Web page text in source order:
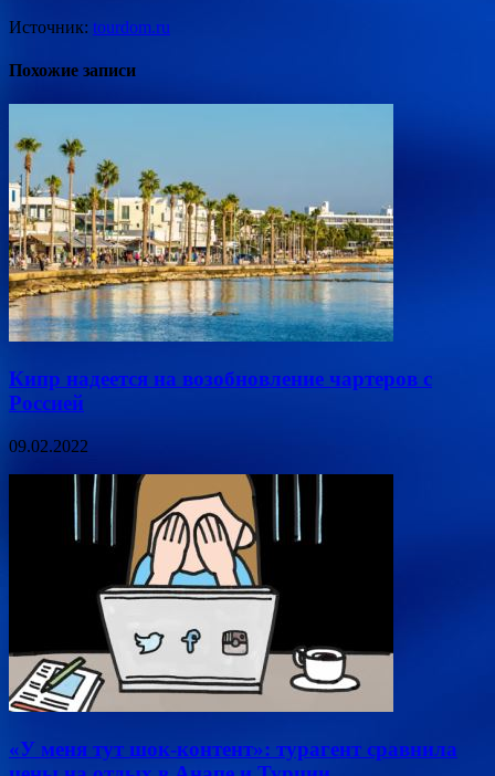
Источник: tourdom.ru
Похожие записи
Кипр надеется на возобновление чартеров с
Россией
09.02.2022
«У меня тут шок-контент»: турагент сравнила